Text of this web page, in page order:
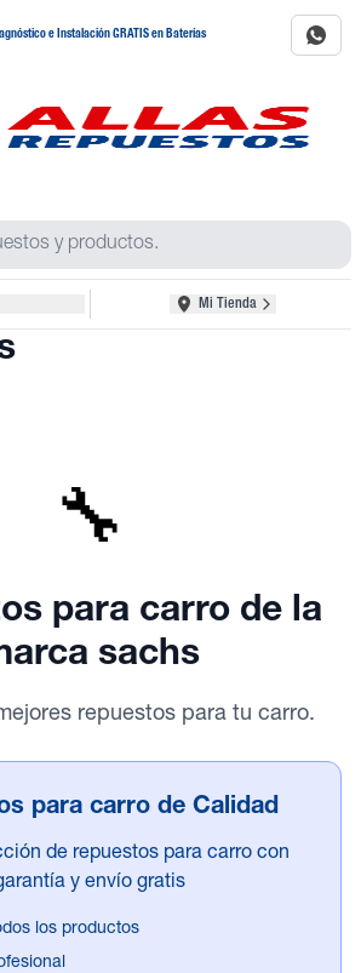
e Instalación GRATIS en Baterías
Mi Tienda
🔧
para carro de la
sachs
repuestos para tu carro.
para carro de Calidad
de repuestos para carro con
y envío gratis
los productos